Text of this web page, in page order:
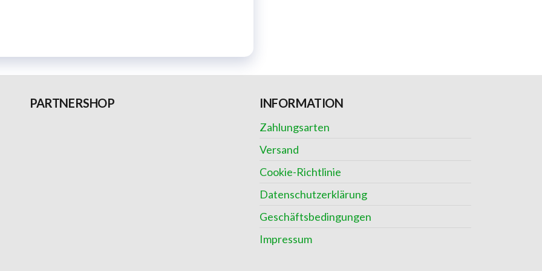
PARTNERSHOP INFORMATION
Zahlungsarten
Versand
Cookie-Richtlinie
Datenschutzerklärung
Geschäftsbedingungen
Impressum